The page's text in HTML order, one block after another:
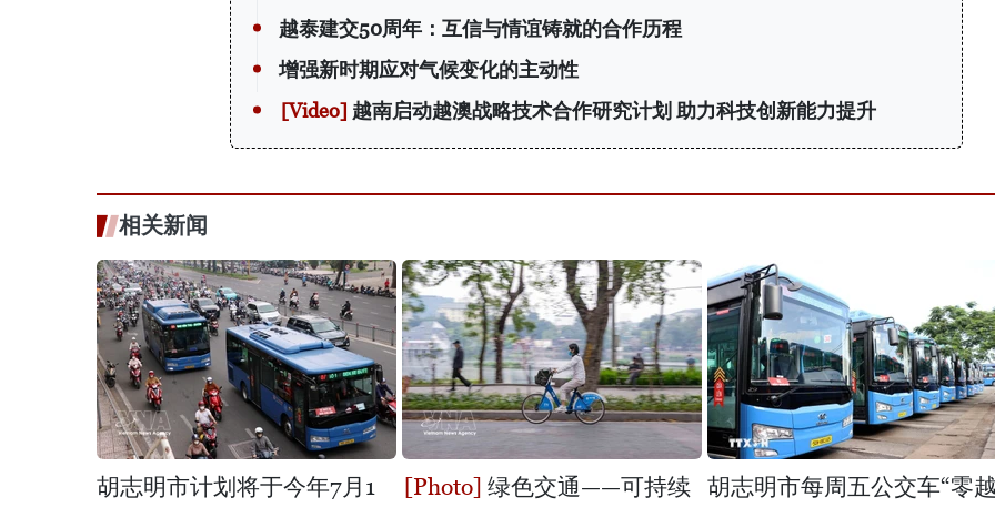
越泰建交50周年：互信与情谊铸就的合作历程
增强新时期应对气候变化的主动性
越南启动越澳战略技术合作研究计划 助力科技创新能力提升
相关新闻
胡志明市计划将于今年7月1
绿色交通——可持续
胡志明市每周五公交车“零